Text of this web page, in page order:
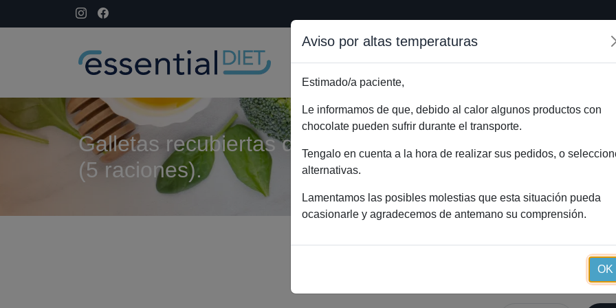
Inicio Método Essential Blog Tienda
Galletas recubiertas de chocolate con leche
(5 raciones).
Galletas
Galletas recubiertas de
Aviso por altas temperaturas
Estimado/a paciente,
Le informamos de que, debido al calor algunos productos con
chocolate pueden sufrir durante el transporte.
Tengalo en cuenta a la hora de realizar sus pedidos, o
alternativas.
Lamentamos las posibles molestias que esta situación pueda
ocasionarle y agradecemos de antemano su comprensión.
OK